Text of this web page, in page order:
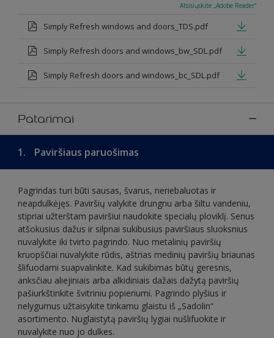
Atsisiųskite „Adobe Reader“
Simply Refresh windows and doors_TDS.pdf
Simply Refresh doors and windows_bw_SDL.pdf
Simply Refresh doors and windows_bc_SDL.pdf
Patarimai
1. Paviršiaus paruošimas
Pagrindas turi būti sausas, švarus, neriebaluotas ir
neapdulkėjęs. Paviršių valykite drungnu arba šiltu vandeniu,
stipriai užterštam paviršiui naudokite specialų ploviklį. Senus
atšokusius dažus ir silpnai sukibusius paviršiaus sluoksnius
nuvalykite iki tvirto pagrindo. Nuo metalinių paviršių
kruopščiai nuvalykite rūdis, aštrias medinių paviršių briaunas
šlifuodami suapvalinkite. Kad sukibimas būtų geresnis,
anksčiau aliejiniais arba alkidiniais dažais dažytą paviršių
pašiurkštinkite švitriniu popieriumi. Pagrindo plyšius ir
nelygumus užtaisykite tinkamu glaistu iš „Sadolin“
asortimento. Nuglaistytą paviršių lygiai nušlifuokite ir
nuvalykite nuo jo dulkes.